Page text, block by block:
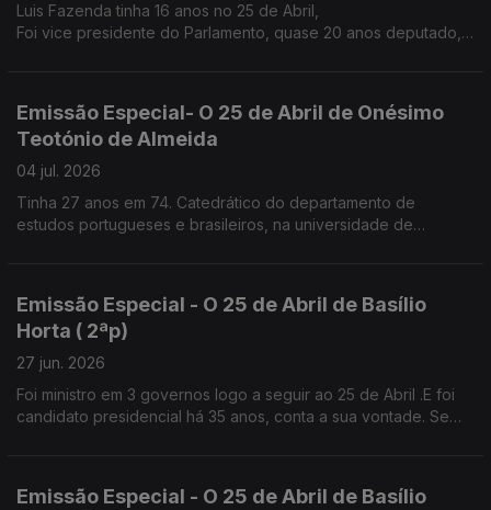
Luis Fazenda tinha 16 anos no 25 de Abril,
Foi vice presidente do Parlamento, quase 20 anos deputado,
Emissão Especial- O 25 de Abril de Onésimo
Teotónio de Almeida
04 jul. 2026
Tinha 27 anos em 74. Catedrático do departamento de
estudos portugueses e brasileiros, na universidade de
Emissão Especial - O 25 de Abril de Basílio
Horta ( 2ªp)
27 jun. 2026
Foi ministro em 3 governos logo a seguir ao 25 de Abril .E foi
candidato presidencial há 35 anos, conta a sua vontade. Se
Emissão Especial - O 25 de Abril de Basílio